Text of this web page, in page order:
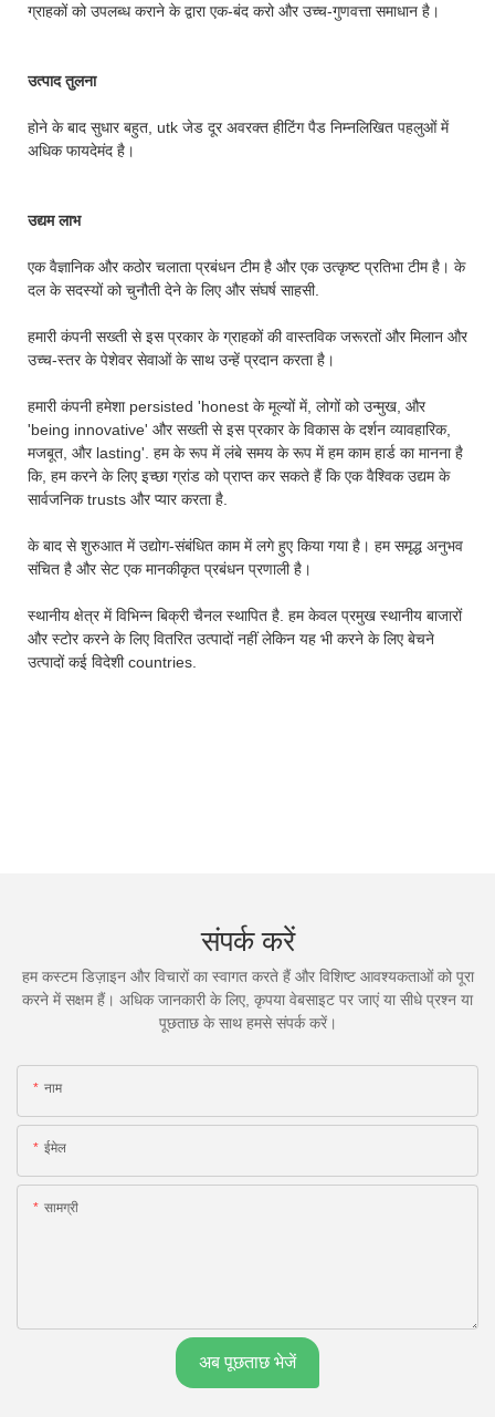
ग्राहकों को उपलब्ध कराने के द्वारा एक-बंद करो और उच्च-गुणवत्ता समाधान है।
उत्पाद तुलना
होने के बाद सुधार बहुत, utk जेड दूर अवरक्त हीटिंग पैड निम्नलिखित पहलुओं में
अधिक फायदेमंद है।
उद्यम लाभ
एक वैज्ञानिक और कठोर चलाता प्रबंधन टीम है और एक उत्कृष्ट प्रतिभा टीम है। के
दल के सदस्यों को चुनौती देने के लिए और संघर्ष साहसी.
हमारी कंपनी सख्ती से इस प्रकार के ग्राहकों की वास्तविक जरूरतों और मिलान और
उच्च-स्तर के पेशेवर सेवाओं के साथ उन्हें प्रदान करता है।
हमारी कंपनी हमेशा persisted 'honest के मूल्यों में, लोगों को उन्मुख, और
'being innovative' और सख्ती से इस प्रकार के विकास के दर्शन व्यावहारिक,
मजबूत, और lasting'. हम के रूप में लंबे समय के रूप में हम काम हार्ड का मानना है
कि, हम करने के लिए इच्छा ग्रांड को प्राप्त कर सकते हैं कि एक वैश्विक उद्यम के
सार्वजनिक trusts और प्यार करता है.
के बाद से शुरुआत में उद्योग-संबंधित काम में लगे हुए किया गया है। हम समृद्ध अनुभव
संचित है और सेट एक मानकीकृत प्रबंधन प्रणाली है।
स्थानीय क्षेत्र में विभिन्न बिक्री चैनल स्थापित है. हम केवल प्रमुख स्थानीय बाजारों
और स्टोर करने के लिए वितरित उत्पादों नहीं लेकिन यह भी करने के लिए बेचने
उत्पादों कई विदेशी countries.
संपर्क करें
हम कस्टम डिज़ाइन और विचारों का स्वागत करते हैं और विशिष्ट आवश्यकताओं को पूरा
करने में सक्षम हैं। अधिक जानकारी के लिए, कृपया वेबसाइट पर जाएं या सीधे प्रश्न या
पूछताछ के साथ हमसे संपर्क करें।
नाम
ईमेल
सामग्री
अब पूछताछ भेजें